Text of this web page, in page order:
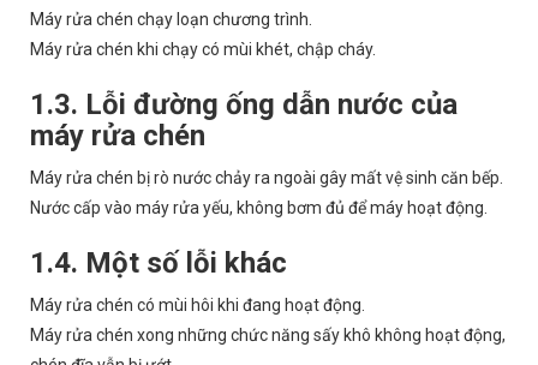
Máy rửa chén chạy loạn chương trình.
Máy rửa chén khi chạy có mùi khét, chập cháy.
1.3. Lỗi đường ống dẫn nước của
máy rửa chén
Máy rửa chén bị rò nước chảy ra ngoài gây mất vệ sinh căn bếp.
Nước cấp vào máy rửa yếu, không bơm đủ để máy hoạt động.
1.4. Một số lỗi khác
Máy rửa chén có mùi hôi khi đang hoạt động.
Máy rửa chén xong những chức năng sấy khô không hoạt động,